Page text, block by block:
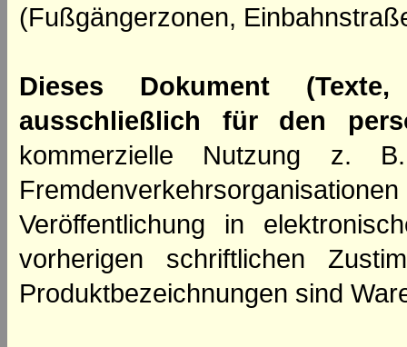
(Fußgängerzonen,
Dieses Dokument
ausschließlich für den
kommerzielle Nutzung z.
Veröffentlichung in
vorherigen schriftlichen
Produktbezeichnungen sind